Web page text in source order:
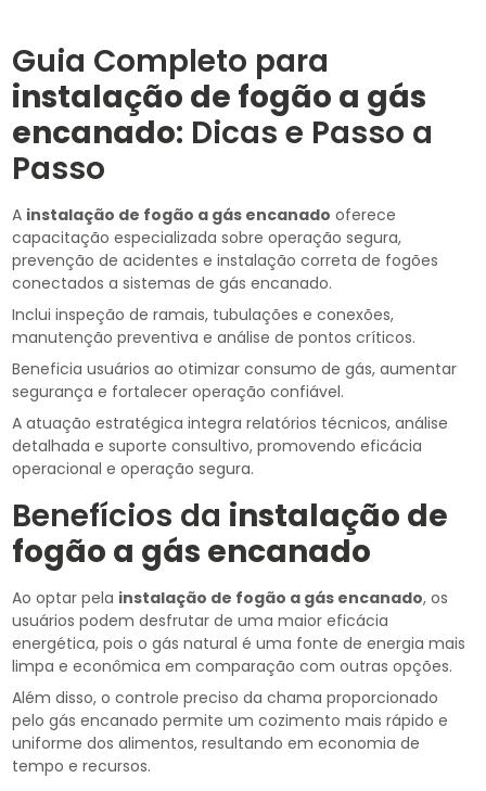
Guia Completo para
instalação de fogão a gás
encanado: Dicas e Passo a
Passo
A instalação de fogão a gás encanado oferece
capacitação especializada sobre operação segura,
prevenção de acidentes e instalação correta de fogões
conectados a sistemas de gás encanado.
Inclui inspeção de ramais, tubulações e conexões,
manutenção preventiva e análise de pontos críticos.
Beneficia usuários ao otimizar consumo de gás, aumentar
segurança e fortalecer operação confiável.
A atuação estratégica integra relatórios técnicos, análise
detalhada e suporte consultivo, promovendo eficácia
operacional e operação segura.
Benefícios da instalação de
fogão a gás encanado
Ao optar pela instalação de fogão a gás encanado, os
usuários podem desfrutar de uma maior eficácia
energética, pois o gás natural é uma fonte de energia mais
limpa e econômica em comparação com outras opções.
Além disso, o controle preciso da chama proporcionado
pelo gás encanado permite um cozimento mais rápido e
uniforme dos alimentos, resultando em economia de
tempo e recursos.